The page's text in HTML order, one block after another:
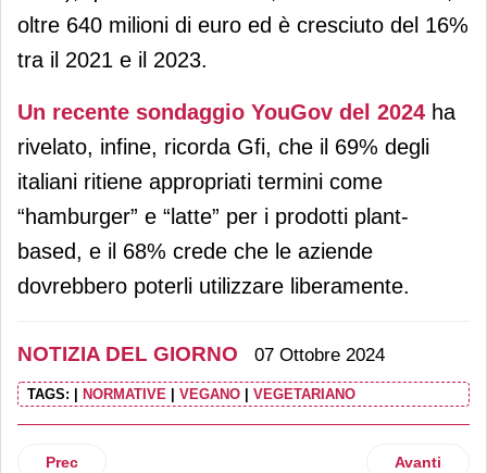
oltre 640 milioni di euro ed è cresciuto del 16%
tra il 2021 e il 2023.
Un recente sondaggio YouGov del 2024 ha
rivelato, infine, ricorda Gfi, che il 69% degli
italiani ritiene appropriati termini come
“hamburger” e “latte” per i prodotti plant-
based, e il 68% crede che le aziende
dovrebbero poterli utilizzare liberamente.
NOTIZIA DEL GIORNO 07 Ottobre 2024
TAGS: NORMATIVE VEGANO VEGETARIANO
Articolo precedente: Milano: nel 2027 torna l'Odeon e
Prec Articolo
Avanti